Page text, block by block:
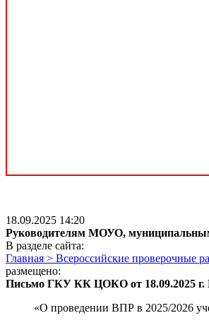
18.09.2025 14:20
Руководителям МОУО, муниципальным
В разделе сайта:
Главная > Всероссийские проверочные
размещено:
Письмо ГКУ КК ЦОКО от 18.09.2025 г.
«О проведении ВПР в 2025/2026